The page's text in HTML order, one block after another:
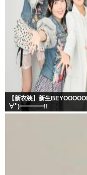
【新衣装】新生
∀ﾟ)━━━━!!